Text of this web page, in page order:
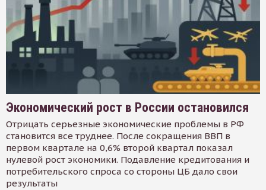
Экономический рост в России остановился
Отрицать серьезные экономические проблемы в РФ
становится все труднее. После сокращения ВВП в
первом квартале на 0,6% второй квартал показал
нулевой рост экономики. Подавление кредитования и
потребительского спроса со стороны ЦБ дало свои
результаты